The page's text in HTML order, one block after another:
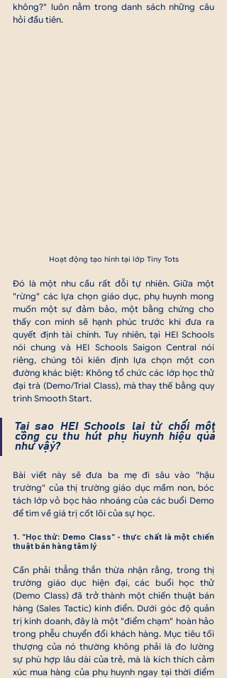
không?" luôn nằm trong danh sách những câu
hỏi đầu tiên.
Hoạt động tạo hình tại lớp Tiny Tots
Đó là một nhu cầu rất đỗi tự nhiên. Giữa một
"rừng" các lựa chọn giáo dục, phụ huynh mong
muốn một sự đảm bảo, một bằng chứng cho
thấy con mình sẽ hạnh phúc trước khi đưa ra
quyết định tài chính. Tuy nhiên, tại HEI Schools
nói chung và HEI Schools Saigon Central nói
riêng, chúng tôi kiên định lựa chọn một con
đường khác biệt: Không tổ chức các lớp học thử
đại trà (Demo/Trial Class), mà thay thế bằng quy
trình Smooth Start.
Tại sao HEI Schools lại từ chối một
công cụ thu hút phụ huynh hiệu quả
như vậy?
Bài viết này sẽ đưa ba mẹ đi sâu vào "hậu
trường" của thị trường giáo dục mầm non, bóc
tách lớp vỏ bọc hào nhoáng của các buổi Demo
để tìm về giá trị cốt lõi của sự học.
1. "Học thử: Demo Class" - thực chất là một chiến
thuật bán hàng tâm lý
Cần phải thẳng thắn thừa nhận rằng, trong thị
trường giáo dục hiện đại, các buổi học thử
(Demo Class) đã trở thành một chiến thuật bán
hàng (Sales Tactic) kinh điển. Dưới góc độ quản
trị kinh doanh, đây là một "điểm chạm" hoàn hảo
trong phễu chuyển đổi khách hàng. Mục tiêu tối
thượng của nó thường không phải là đo lường
sự phù hợp lâu dài của trẻ, mà là kích thích cảm
xúc mua hàng của phụ huynh ngay tại thời điểm